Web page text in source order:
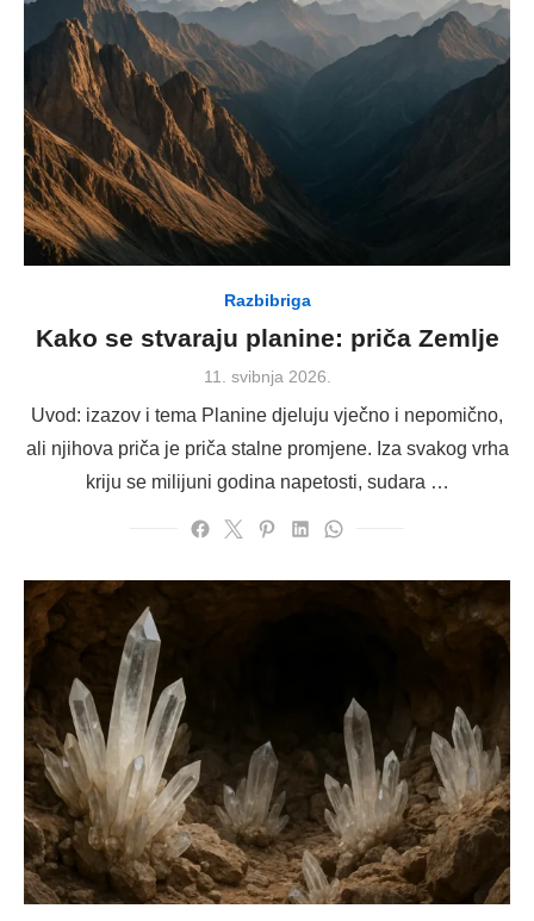
Razbibriga
Kako se stvaraju planine: priča Zemlje
Posted
11. svibnja 2026.
Uvod: izazov i tema Planine djeluju vječno i nepomično,
ali njihova priča je priča stalne promjene. Iza svakog vrha
kriju se milijuni godina napetosti, sudara …